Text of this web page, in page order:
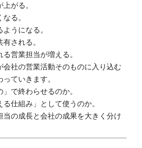
がる。
る。
ようになる。
される。
営業担当が増える。
会社の営業活動そのものに入り込む
ていきます。
で終わらせるのか。
仕組み」として使うのか。
当の成長と会社の成果を大きく分け